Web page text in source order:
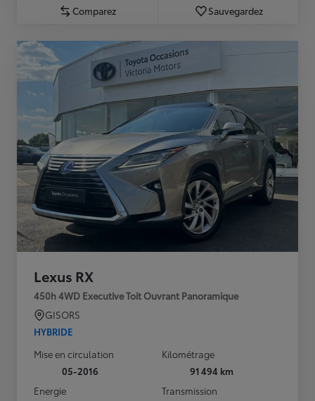
Comparez Sauvegardez
Lexus RX
450h 4WD Executive Toit Ouvrant Panoramique
GISORS
HYBRIDE
Mise en circulation
05-2016
Kilométrage
91 494 km
Energie
Transmission